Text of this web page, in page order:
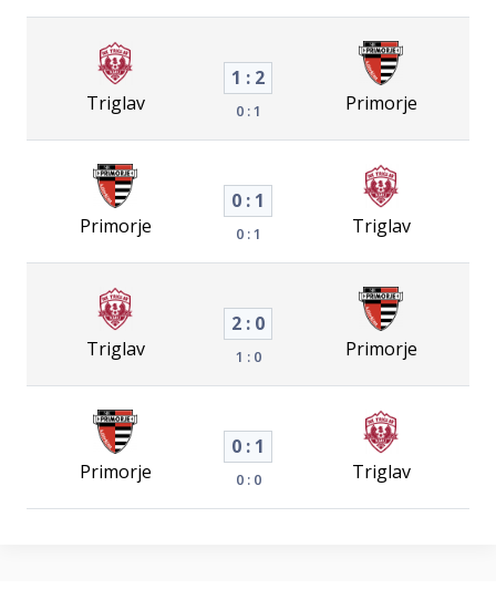
Triglav
1 : 2
0 : 1 Primorje
Primorje
0 : 1
0 : 1 Triglav
Triglav
2 : 0
1 : 0 Primorje
Primorje
0 : 1
0 : 0 Triglav